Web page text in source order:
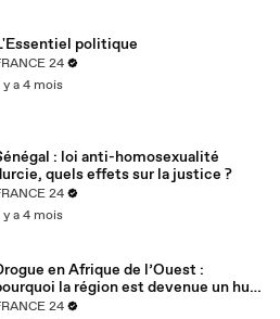
politique
24
y a 4 mois
: loi anti-homosexualité
quels effets sur la justice ?
24
y a 4 mois
en Afrique de l’Ouest :
la région est devenue un hub
24